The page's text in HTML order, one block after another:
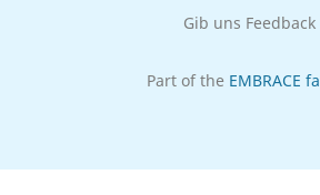
Gib uns Feedback
Part of the EMBRACE